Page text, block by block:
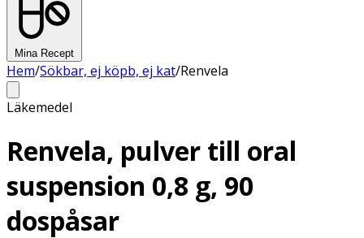
Mina Recept
Hem/Sökbar, ej köpb, ej kat/Renvela
Läkemedel
Renvela, pulver till oral
suspension 0,8 g, 90
dospåsar